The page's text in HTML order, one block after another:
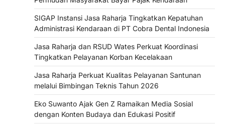
SIGAP Instansi Jasa Raharja Tingkatkan Kepatuhan
Administrasi Kendaraan di PT Cobra Dental Indonesia
Jasa Raharja dan RSUD Wates Perkuat Koordinasi
Tingkatkan Pelayanan Korban Kecelakaan
Jasa Raharja Perkuat Kualitas Pelayanan Santunan
melalui Bimbingan Teknis Tahun 2026
Eko Suwanto Ajak Gen Z Ramaikan Media Sosial
dengan Konten Budaya dan Edukasi Positif